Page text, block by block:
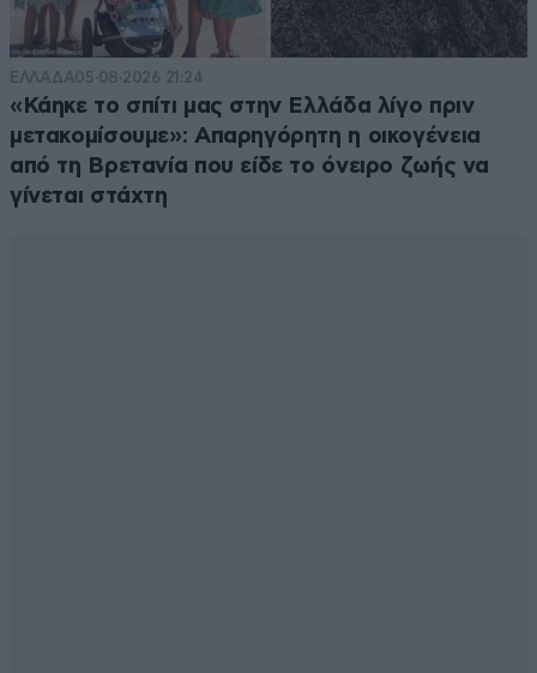
ΕΛΛΑΔΑ05·08·2026 21:24
«Κάηκε το σπίτι μας στην Ελλάδα λίγο πριν
μετακομίσουμε»: Απαρηγόρητη η οικογένεια
από τη Βρετανία που είδε το όνειρο ζωής να
γίνεται στάχτη